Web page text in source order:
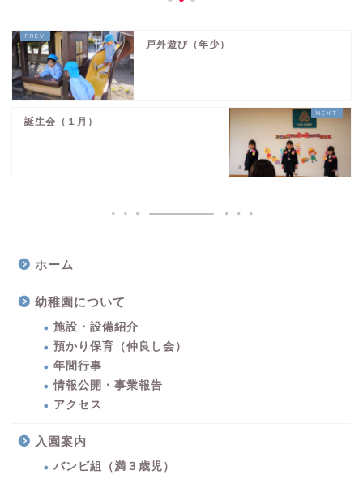
戸外遊び（年少）
誕生会（１月）
ホーム
幼稚園について
施設・設備紹介
預かり保育（仲良し会）
年間行事
情報公開・事業報告
アクセス
入園案内
バンビ組（満３歳児）